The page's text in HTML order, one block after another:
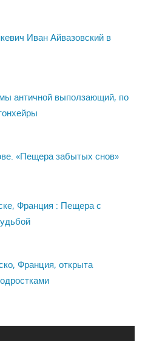
Иван Айвазовский в
античной выползающий, по
«Пещера забытых снов»
Франция : Пещера с
Франция, открыта